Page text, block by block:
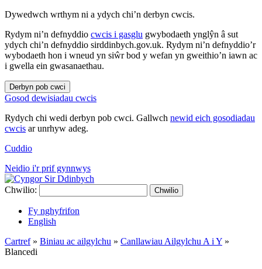
Dywedwch wrthym ni a ydych chi’n derbyn cwcis.
Rydym ni’n defnyddio cwcis i gasglu gwybodaeth ynglŷn â sut
ydych chi’n defnyddio sirddinbych.gov.uk. Rydym ni’n defnyddio’r
wybodaeth hon i wneud yn siŵr bod y wefan yn gweithio’n iawn ac
i gwella ein gwasanaethau.
Derbyn pob cwci
Gosod dewisiadau cwcis
Rydych chi wedi derbyn pob cwci. Gallwch newid eich gosodiadau
cwcis ar unrhyw adeg.
Cuddio
Neidio i'r prif gynnwys
Chwilio: Chwilio
Fy nghyfrifon
English
Cartref» Biniau ac ailgylchu » Canllawiau Ailgylchu A i Y »
Blancedi